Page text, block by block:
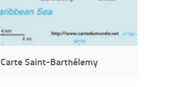
Carte Saint-Barthélemy